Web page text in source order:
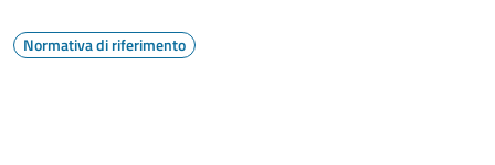
Normativa di riferimento